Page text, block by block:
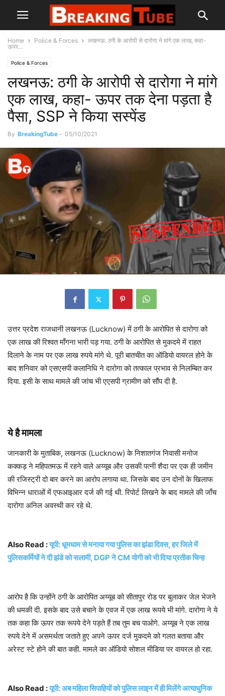
Home Police & Forces
लखनऊ: ठगी के आरोपी से दारोगा ने मांगे एक लाख, कहा-
ऊपर...
Police & Forces
लखनऊ: ठगी के आरोपी से दारोगा ने मांगे
एक लाख, कहा- ऊपर तक देना पड़ता है
पैसा, SSP ने किया सस्पेंड
By BreakingTube - 05/10/2021
उत्तर प्रदेश राजधानी लखनऊ (Lucknow) में ठगी के आरोपित से दारोगा को
एक लाख की रिश्वत माँगना भारी पड़ गया. ठगी के आरोपित से मुकदमे में राहत
दिलाने के नाम पर एक लाख रुपये मांगे थे. पूरी बातचीत का ऑडियो वायरल होने के
बाद शनिवार को एसएसपी कलानिधि ने दारोगा को तत्काल प्रभाव से निलम्बित कर
दिया. इसी के साथ मामले की जांच भी एएसपी ग्रामीण को सौंप दी है.
ये है मामला
जानकारी के मुताबिक, लखनऊ (Lucknow) के निशातगंज निवासी मनोज
कक्कड़ ने महिपतमऊ में रहने वाले अय्यूब और उसकी पत्नी शैदा पर एक ही जमीन
की रजिस्ट्री दो बार करने का आरोप लगाया था. जिसके बाद उन दोनों के खिलाफ
विभिन्न धाराओं में एफआइआर दर्ज की गई थी. रिपोर्ट लिखने के बाद मामले की जाँच
दारोगा अनिल अवस्थी कर रहे थे.
Also Read :यूपी: धूमधाम से मनाया गया पुलिस का झंडा दिवस, हर जिले में
पुलिसकर्मियों ने दी झंडे को सलामी, DGP ने CM योगी को भी दिया प्रतीक चिन्ह
आरोप है कि उन्होंने ठगी के आरोपित अय्यूब को सीतापुर रोड पर बुलाकर जेल भेजने
की धमकी दी. इसके बाद उसे बचाने के एवज में एक लाख रूपये भी मांगे. दारोगा ने ये
तक कहा कि ऊपर तक रूपये देने पड़ते हैं तब तुम बच पाओगे. अय्यूब ने एक लाख
रुपये देने में असमर्थता जताते हुए अपने ऊपर दर्ज मुकदमे को गलत बताया और
अरेस्ट स्टे होने की बात कही. मामले का ऑडियो सोशल मीडिया पर वायरल हो रहा.
Also Read :यूपी: अब महिला सिपाहियों को पुलिस लाइन में ही मिलेंगे अत्याधुनिक